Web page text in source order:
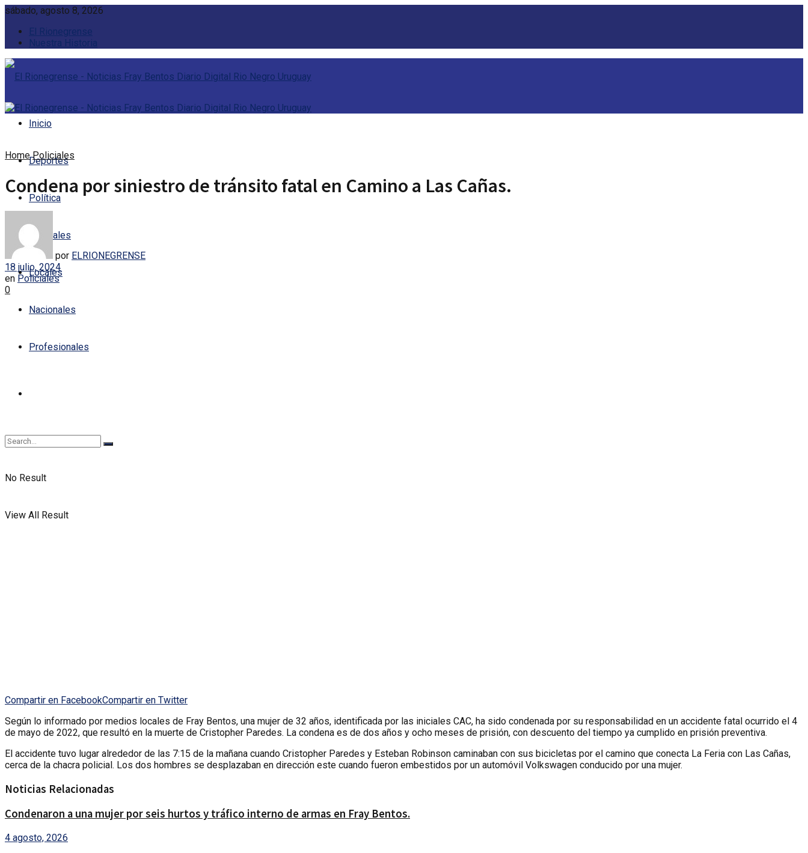
sábado, agosto 8, 2026
El Rionegrense
Nuestra Historia
Inicio
Deportes
Política
Policiales
Locales
Nacionales
Profesionales
No Result
View All Result
Home Policiales
Condena por siniestro de tránsito fatal en Camino a Las Cañas.
por ELRIONEGRENSE
18 julio, 2024
en Policiales
0
Compartir en FacebookCompartir en Twitter
Según lo informado por medios locales de Fray Bentos, una mujer de 32 años, identificada por las iniciales CAC, ha sido condenada por su responsabilidad en un accidente fatal ocurrido el 4
de mayo de 2022, que resultó en la muerte de Cristopher Paredes. La condena es de dos años y ocho meses de prisión, con descuento del tiempo ya cumplido en prisión preventiva.
El accidente tuvo lugar alrededor de las 7:15 de la mañana cuando Cristopher Paredes y Esteban Robinson caminaban con sus bicicletas por el camino que conecta La Feria con Las Cañas,
cerca de la chacra policial. Los dos hombres se desplazaban en dirección este cuando fueron embestidos por un automóvil Volkswagen conducido por una mujer.
Noticias Relacionadas
Condenaron a una mujer por seis hurtos y tráfico interno de armas en Fray Bentos.
4 agosto, 2026